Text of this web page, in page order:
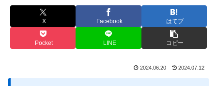
X Facebook はてブ
Pocket LINE コピー
2024.06.20 2024.07.12